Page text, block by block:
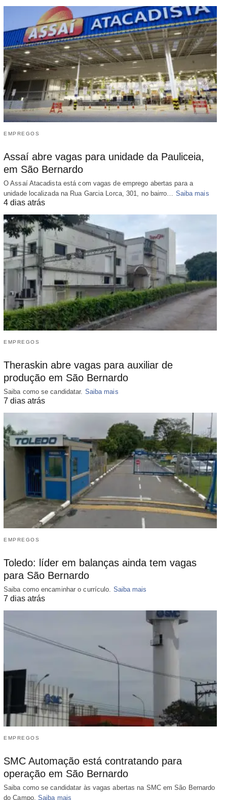
EMPREGOS
Assaí abre vagas para unidade da Pauliceia,
em São Bernardo
O Assaí Atacadista está com vagas de emprego abertas para a
unidade localizada na Rua Garcia Lorca, 301, no bairro… Saiba mais
4 dias atrás
EMPREGOS
Theraskin abre vagas para auxiliar de
produção em São Bernardo
Saiba como se candidatar. Saiba mais
7 dias atrás
EMPREGOS
Toledo: líder em balanças ainda tem vagas
para São Bernardo
Saiba como encaminhar o currículo. Saiba mais
7 dias atrás
EMPREGOS
SMC Automação está contratando para
operação em São Bernardo
Saiba como se candidatar às vagas abertas na SMC em São Bernardo
do Campo. Saiba mais